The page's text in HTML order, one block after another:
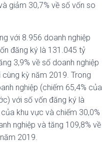
giảm 30,7% về số vốn so
với 8.956 doanh nghiệp
đăng ký là 131.045 tỷ
3,9% về số doanh nghiệp
kỳ năm 2019. Trong
nghiệp (chiếm 65,4% của
với số vốn đăng ký là
khu vực và chiếm 30,0%
nghiệp và tăng 109,8% về
2019.